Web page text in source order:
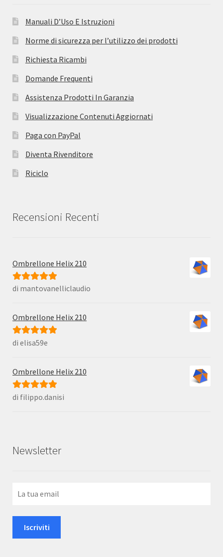
Manuali D’Uso E Istruzioni
Norme di sicurezza per l’utilizzo dei prodotti
Richiesta Ricambi
Domande Frequenti
Assistenza Prodotti In Garanzia
Visualizzazione Contenuti Aggiornati
Paga con PayPal
Diventa Rivenditore
Riciclo
Recensioni Recenti
Ombrellone Helix 210
Valutato5su
di mantovanelliclaudio
Ombrellone Helix 210
Valutato5su
di elisa59e
Ombrellone Helix 210
Valutato5 su
di filippo.danisi
Newsletter